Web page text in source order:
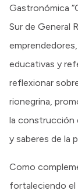
Gastronómica
Sur de General
educativas y
reflexionar
rionegrina,
la construcción
y saberes de la
Como
fortaleciendo